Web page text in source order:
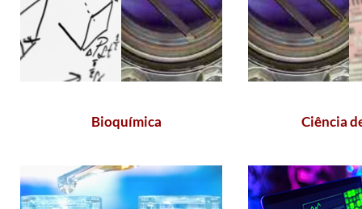
Bioq​uímica Ciên​cia